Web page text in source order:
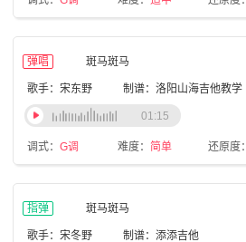
弹唱 斑马斑马
歌手：宋东野 制谱：洛阳山海吉他教学
调式： G调 难度： 简单 还原度：
01:15
指弹 斑马斑马
歌手：宋冬野 制谱：添添吉他